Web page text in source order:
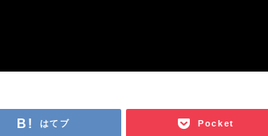
はてブ Pocket